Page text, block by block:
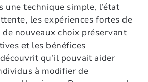
une technique simple, l’état
les expériences fortes de
nouveaux choix préservant
et les bénéfices
qu’il pouvait aider
à modifier de